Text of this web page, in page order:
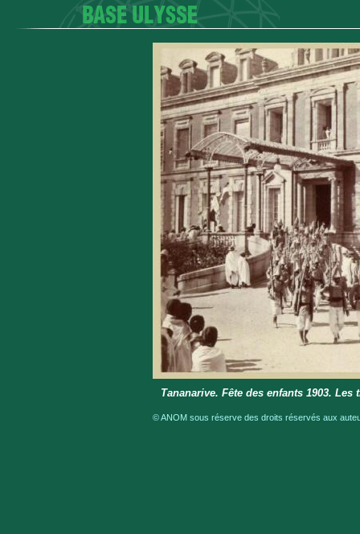
Tananarive. Fête des enfants 1903. Les
© ANOM sous réserve des droits réservés aux